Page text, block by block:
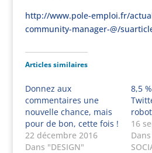
http://www.pole-emploi.fr/
community-manager-@/
Articles similaires
Donnez aux
commentaires une
nouvelle chance, mais
pour de bon, cette fois !
22 décembre 2016
Dans "DESIGN"
8,5
16
Dans